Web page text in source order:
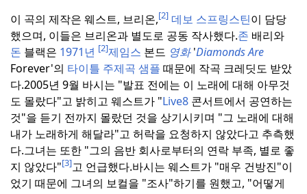
이 곡의 제작은 웨스트, 브리온,[2] 데보 스프링스틴이 담당
했으며, 이들은 브리온과 별도로 공동 작사했다.존 배리와
돈 블랙은 1971년 [2]제임스 본드 영화'Diamonds Are
Forever'의 타이틀 주제곡 샘플 때문에 작곡 크레딧도 받았
다.2005년 9월 바시는 "발표 전에는 이 노래에 대해 아무것
도 몰랐다"고 밝히고 웨스트가 "Live8 콘서트에서 공연하는
것"을 듣기 전까지 몰랐던 것을 상기시키며 "그 노래에 대해
내가 노래하게 해달라"고 허락을 요청하지 않았다고 추측했
다.그녀는 또한 "그의 음반 회사로부터의 연락 부족, 별로 좋
지 않았다"[3]고 언급했다.바시는 웨스트가 "매우 건방진"이
었기 때문에 그녀의 보컬을 "조사"하기를 원했고, "어떻게